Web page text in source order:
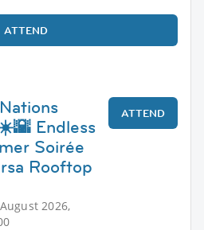
ATTEND
Endless
Soirée
Rooftop
2026,
ATTEND